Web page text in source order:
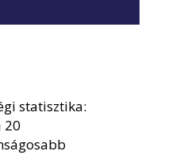
statisztika:
20